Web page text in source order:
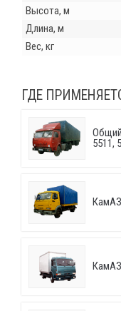
Высота, м
Длина, м
Вес, кг
ГДЕ
Общий
5511,